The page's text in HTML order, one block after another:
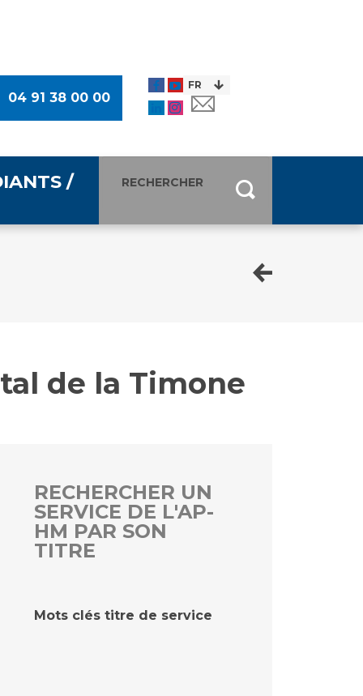
04 91 38 00 00
données
/
conclus
de la Timone
RECHERCHER UN
SERVICE DE L'AP-
HM PAR SON
TITRE
Mots clés titre de service